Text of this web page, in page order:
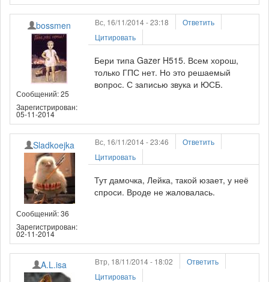
bossmen
Сообщений: 25
Зарегистрирован:
05-11-2014
Вс, 16/11/2014 - 23:18
Ответить
Цитировать
Бери типа Gazer H515. Всем хорош,
только ГПС нет. Но это решаемый
вопрос. С записью звука и ЮСБ.
Sladkoejka
Сообщений: 36
Зарегистрирован:
02-11-2014
Вс, 16/11/2014 - 23:46
Ответить
Цитировать
Тут дамочка, Лейка, такой юзает, у неё
спроси. Вроде не жаловалась.
A.L.isa Втр, 18/11/2014 - 18:02
Ответить
Цитировать